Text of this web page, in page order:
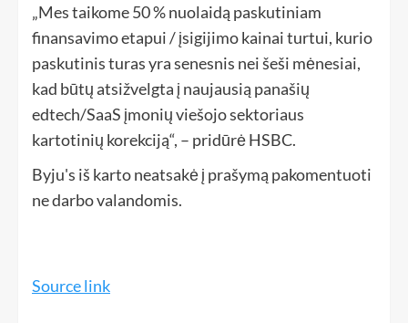
„Mes taikome 50 % nuolaidą paskutiniam
finansavimo etapui / įsigijimo kainai turtui, kurio
paskutinis turas yra senesnis nei šeši mėnesiai,
kad būtų atsižvelgta į naujausią panašių
edtech/SaaS įmonių viešojo sektoriaus
kartotinių korekciją“, – pridūrė HSBC.
Byju's iš karto neatsakė į prašymą pakomentuoti
ne darbo valandomis.
Source link